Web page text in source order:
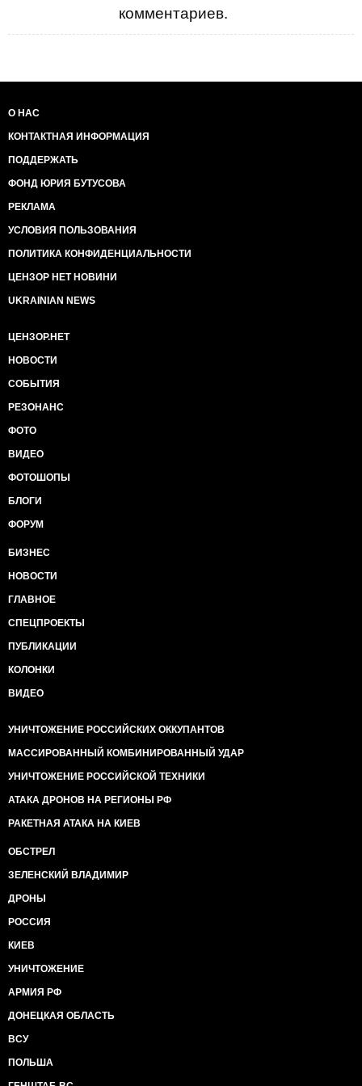
комментариев.
О НАС
КОНТАКТНАЯ ИНФОРМАЦИЯ
ПОДДЕРЖАТЬ
ФОНД ЮРИЯ БУТУСОВА
РЕКЛАМА
УСЛОВИЯ ПОЛЬЗОВАНИЯ
ПОЛИТИКА КОНФИДЕНЦИАЛЬНОСТИ
ЦЕНЗОР НЕТ НОВИНИ
UKRAINIAN NEWS
ЦЕНЗОР.НЕТ
НОВОСТИ
СОБЫТИЯ
РЕЗОНАНС
ФОТО
ВИДЕО
ФОТОШОПЫ
БЛОГИ
ФОРУМ
БИЗНЕС
НОВОСТИ
ГЛАВНОЕ
СПЕЦПРОЕКТЫ
ПУБЛИКАЦИИ
КОЛОНКИ
ВИДЕО
УНИЧТОЖЕНИЕ РОССИЙСКИХ ОККУПАНТОВ
МАССИРОВАННЫЙ КОМБИНИРОВАННЫЙ УДАР
УНИЧТОЖЕНИЕ РОССИЙСКОЙ ТЕХНИКИ
АТАКА ДРОНОВ НА РЕГИОНЫ РФ
РАКЕТНАЯ АТАКА НА КИЕВ
ОБСТРЕЛ
ЗЕЛЕНСКИЙ ВЛАДИМИР
ДРОНЫ
РОССИЯ
КИЕВ
УНИЧТОЖЕНИЕ
АРМИЯ РФ
ДОНЕЦКАЯ ОБЛАСТЬ
ВСУ
ПОЛЬША